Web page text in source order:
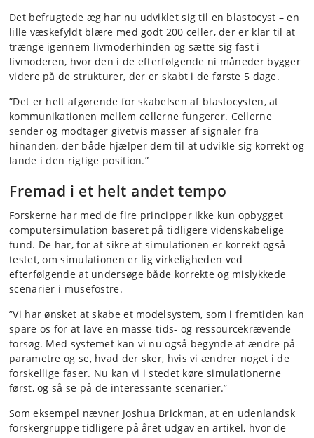
Det befrugtede æg har nu udviklet sig til en blastocyst – en
lille væskefyldt blære med godt 200 celler, der er klar til at
trænge igennem livmoderhinden og sætte sig fast i
livmoderen, hvor den i de efterfølgende ni måneder bygger
videre på de strukturer, der er skabt i de første 5 dage.
”Det er helt afgørende for skabelsen af blastocysten, at
kommunikationen mellem cellerne fungerer. Cellerne
sender og modtager givetvis masser af signaler fra
hinanden, der både hjælper dem til at udvikle sig korrekt og
lande i den rigtige position.”
Fremad i et helt andet tempo
Forskerne har med de fire principper ikke kun opbygget
computersimulation baseret på tidligere videnskabelige
fund. De har, for at sikre at simulationen er korrekt også
testet, om simulationen er lig virkeligheden ved
efterfølgende at undersøge både korrekte og mislykkede
scenarier i musefostre.
”Vi har ønsket at skabe et modelsystem, som i fremtiden kan
spare os for at lave en masse tids- og ressourcekrævende
forsøg. Med systemet kan vi nu også begynde at ændre på
parametre og se, hvad der sker, hvis vi ændrer noget i de
forskellige faser. Nu kan vi i stedet køre simulationerne
først, og så se på de interessante scenarier.”
Som eksempel nævner Joshua Brickman, at en udenlandsk
forskergruppe tidligere på året udgav en artikel, hvor de